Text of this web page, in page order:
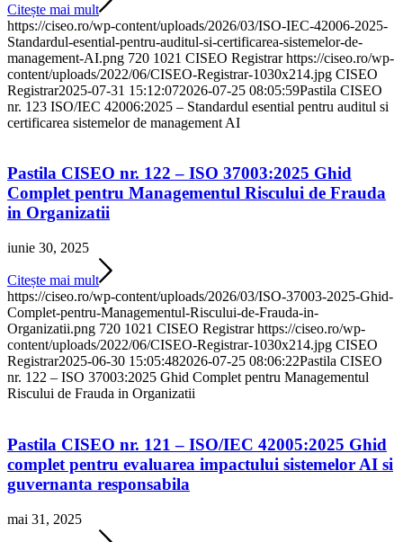
Citește mai mult
https://ciseo.ro/wp-content/uploads/2026/03/ISO-IEC-42006-2025-
Standardul-esential-pentru-auditul-si-certificarea-sistemelor-de-
management-AI.png 720 1021 CISEO Registrar https://ciseo.ro/wp-
content/uploads/2022/06/CISEO-Registrar-1030x214.jpg CISEO
Registrar2025-07-31 15:12:072026-07-25 08:05:59Pastila CISEO
nr. 123 ISO/IEC 42006:2025 – Standardul esential pentru auditul si
certificarea sistemelor de management AI
Pastila CISEO nr. 122 – ISO 37003:2025 Ghid
Complet pentru Managementul Riscului de Frauda
in Organizatii
iunie 30, 2025
Citește mai mult
https://ciseo.ro/wp-content/uploads/2026/03/ISO-37003-2025-Ghid-
Complet-pentru-Managementul-Riscului-de-Frauda-in-
Organizatii.png 720 1021 CISEO Registrar https://ciseo.ro/wp-
content/uploads/2022/06/CISEO-Registrar-1030x214.jpg CISEO
Registrar2025-06-30 15:05:482026-07-25 08:06:22Pastila CISEO
nr. 122 – ISO 37003:2025 Ghid Complet pentru Managementul
Riscului de Frauda in Organizatii
Pastila CISEO nr. 121 – ISO/IEC 42005:2025 Ghid
complet pentru evaluarea impactului sistemelor AI si
guvernanta responsabila
mai 31, 2025